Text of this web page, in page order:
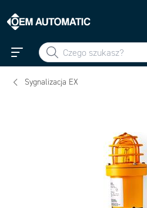
Sygnalizacja EX